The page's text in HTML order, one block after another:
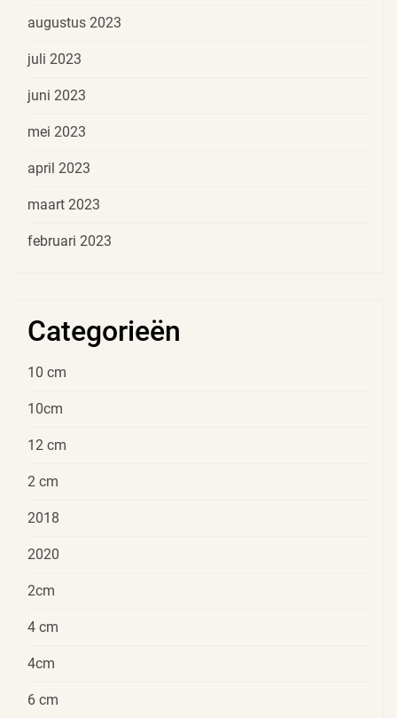
augustus 2023
juli 2023
juni 2023
mei 2023
april 2023
maart 2023
februari 2023
Categorieën
10 cm
10cm
12 cm
2 cm
2018
2020
2cm
4 cm
4cm
6 cm